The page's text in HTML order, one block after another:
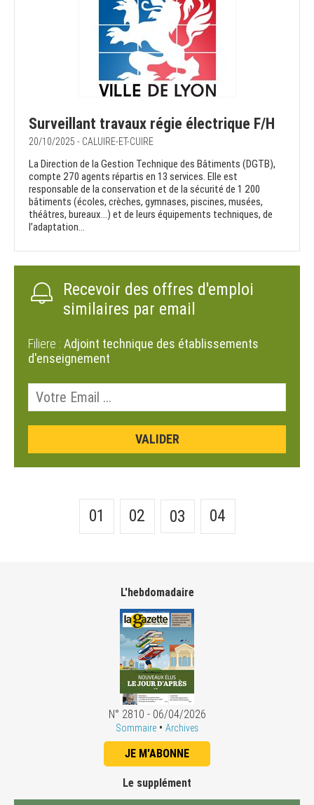
Surveillant travaux régie électrique F/H
20/10/2025 - CALUIRE-ET-CUIRE
La Direction de la Gestion Technique des Bâtiments (DGTB),
compte 270 agents répartis en 13 services. Elle est
responsable de la conservation et de la sécurité de 1 200
bâtiments (écoles, crèches, gymnases, piscines, musées,
théâtres, bureaux…) et de leurs équipements techniques, de
l’adaptation...
Recevoir des offres d'emploi
similaires par email
Filiere : Adjoint technique des établissements
d'enseignement
01 02 03 04
L'hebdomadaire
N° 2810 - 06/04/2026
Sommaire • Archives
JE M'ABONNE
Le supplément